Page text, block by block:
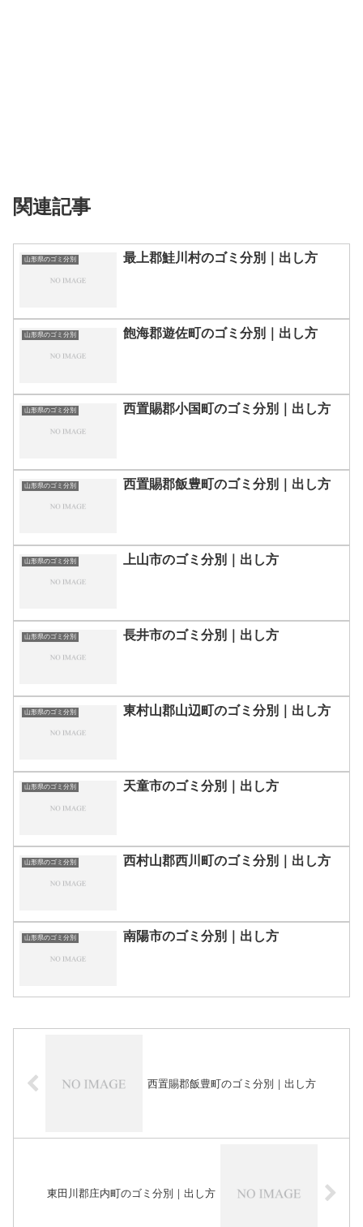
関連記事
山形県のゴミ分別 最上郡鮭川村のゴミ分別｜出し方
山形県のゴミ分別 飽海郡遊佐町のゴミ分別｜出し方
山形県のゴミ分別 西置賜郡小国町のゴミ分別｜出し方
山形県のゴミ分別 西置賜郡飯豊町のゴミ分別｜出し方
山形県のゴミ分別 上山市のゴミ分別｜出し方
山形県のゴミ分別 長井市のゴミ分別｜出し方
山形県のゴミ分別 東村山郡山辺町のゴミ分別｜出し方
山形県のゴミ分別 天童市のゴミ分別｜出し方
山形県のゴミ分別 西村山郡西川町のゴミ分別｜出し方
山形県のゴミ分別 南陽市のゴミ分別｜出し方
西置賜郡飯豊町のゴミ分別｜出し方
東田川郡庄内町のゴミ分別｜出し方